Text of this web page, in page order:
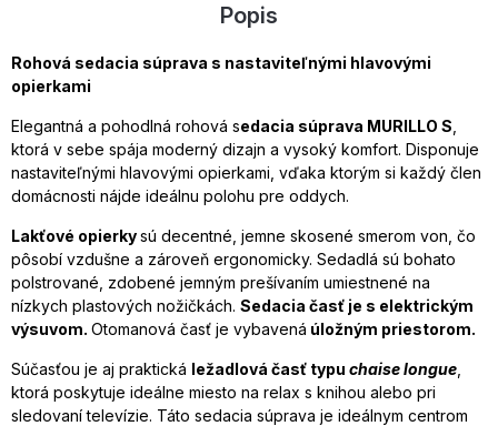
Popis
Rohová sedacia súprava s nastaviteľnými hlavovými
opierkami
Elegantná a pohodlná rohová sedacia súprava MURILLO S
ktorá v sebe spája moderný dizajn a vysoký komfort. Disponuje
nastaviteľnými hlavovými opierkami, vďaka ktorým si každý člen
domácnosti nájde ideálnu polohu pre oddych.
Lakťové opierkysú decentné, jemne skosené smerom von, čo
pôsobí vzdušne a zároveň ergonomicky. Sedadlá sú bohato
polstrované, zdobené jemným prešívaním umiestnené na
nízkych plastových nožičkách. Sedacia časť je s elektrickým
výsuvom. Otomanová časť je vybavená úložným priestorom.
Súčasťou je aj praktická ležadlová časť typu chaise longue
ktorá poskytuje ideálne miesto na relax s knihou alebo pri
sledovaní televízie. Táto sedacia súprava je ideálnym centrom